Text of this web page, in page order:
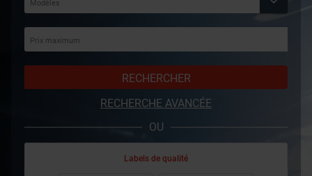
RECHERCHER
RECHERCHE AVANCÉE
OU
Labels de qualité